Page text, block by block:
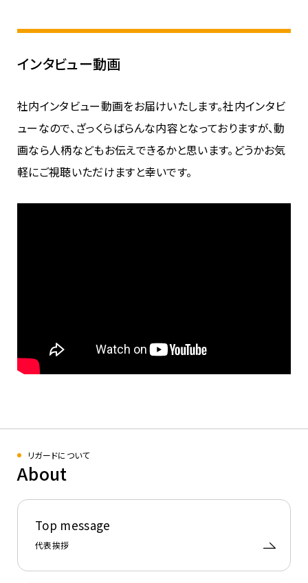
インタビュー動画
社内インタビュー動画をお届けいたします。社内インタビ
ューなので、ざっくらばらんな内容となっておりますが、動
画なら人柄などもお伝えできるかと思います。どうかお気
軽にご視聴いただけますと幸いです。
リガードについて
About
Top message
代表挨拶